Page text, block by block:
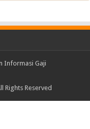
Informasi Gaji
Rights Reserved